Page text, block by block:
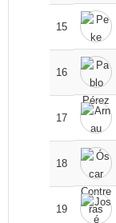
15
16
17
18
19